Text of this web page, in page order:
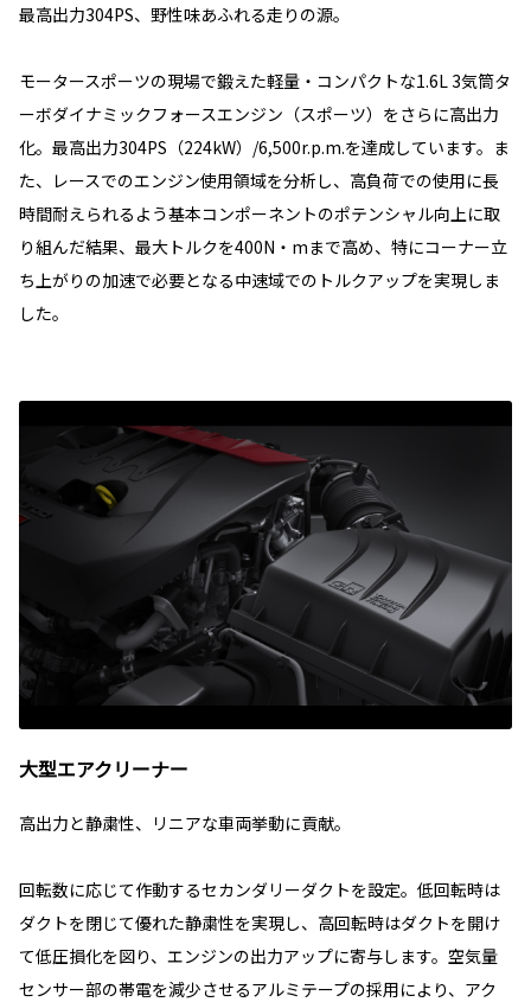
最高出力304PS、野性味あふれる走りの源。
モータースポーツの現場で鍛えた軽量・コンパクトな1.6L 3気筒タ
ーボダイナミックフォースエンジン（スポーツ）をさらに高出力
化。最高出力304PS（224kW）/6,500r.p.m.を達成しています。ま
た、レースでのエンジン使用領域を分析し、高負荷での使用に長
時間耐えられるよう基本コンポーネントのポテンシャル向上に取
り組んだ結果、最大トルクを400N・mまで高め、特にコーナー立
ち上がりの加速で必要となる中速域でのトルクアップを実現しま
した。
大型エアクリーナー
高出力と静粛性、リニアな車両挙動に貢献。
回転数に応じて作動するセカンダリーダクトを設定。低回転時は
ダクトを閉じて優れた静粛性を実現し、高回転時はダクトを開け
て低圧損化を図り、エンジンの出力アップに寄与します。空気量
センサー部の帯電を減少させるアルミテープの採用により、アク